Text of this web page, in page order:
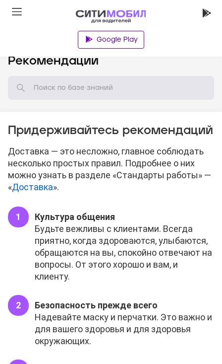
Google Play
Рекомендации
Придерживайтесь рекомендаций
Доставка — это несложно, главное соблюдать
несколько простых правил. Подробнее о них
можно узнать в разделе «Стандарты работы» —
«Доставка».
Культура общения
Будьте вежливы с клиентами. Всегда
приятно, когда здороваются, улыбаются,
обращаются на вы, спокойно отвечают на
вопросы. От этого хорошо и вам, и
клиенту.
Безопасность прежде всего
Надевайте маску и перчатки. Это важно и
для вашего здоровья и для здоровья
окружающих.